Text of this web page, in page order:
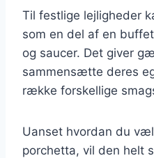
Til festlige lejligheder
som en del af en
og saucer. Det giver
sammensætte deres
række forskellige
Uanset hvordan du
porchetta, vil den helt